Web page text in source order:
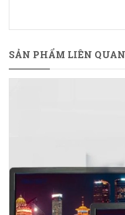
SẢN PHẨM LIÊN QUAN